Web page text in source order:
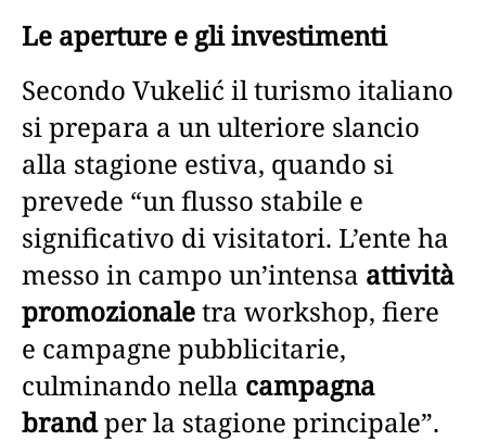
Le aperture e gli investimenti
Secondo Vukelić il turismo italiano
si prepara a un ulteriore slancio
alla stagione estiva, quando si
prevede “un flusso stabile e
significativo di visitatori. L’ente ha
messo in campo un’intensa attività
promozionaletra workshop, fiere
e campagne pubblicitarie,
culminando nella campagna
brandper la stagione principale”.